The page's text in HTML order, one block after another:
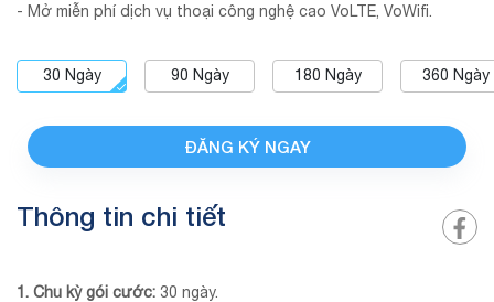
- Mở miễn phí dịch vụ thoại công nghệ cao VoLTE, VoWifi.
30 Ngày 90 Ngày 180 Ngày 360 Ngày
ĐĂNG KÝ NGAY
Thông tin chi tiết
1. Chu kỳ gói cước: 30 ngày.